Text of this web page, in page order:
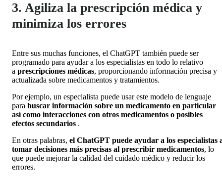
3. Agiliza la prescripción médica y
minimiza los errores
Entre sus muchas funciones, el ChatGPT también puede ser
programado para ayudar a los especialistas en todo lo relativo
a prescripciones médicas, proporcionando información precisa y
actualizada sobre medicamentos y tratamientos.
Por ejemplo, un especialista puede usar este modelo de lenguaje
para buscar información sobre un medicamento en particular
así como interacciones con otros medicamentos o posibles
efectos secundarios .
En otras palabras, el ChatGPT puede ayudar a los especialistas
tomar decisiones más precisas al prescribir medicamentos, lo
que puede mejorar la calidad del cuidado médico y reducir los
errores.